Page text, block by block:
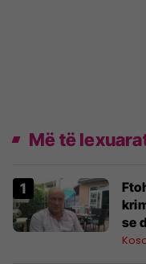
Më të
se